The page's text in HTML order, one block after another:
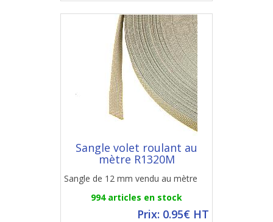
Sangle volet roulant au
mètre R1320M
Sangle de 12 mm vendu au mètre
994 articles en stock
Prix: 0.95€ HT